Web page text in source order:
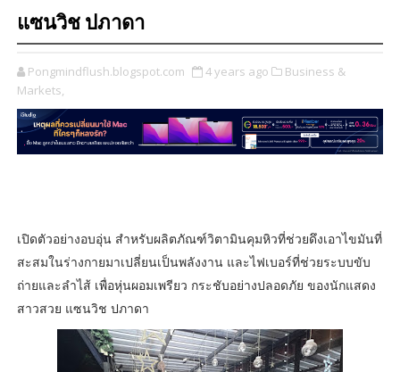
แซนวิช ปภาดา
Pongmindflush.blogspot.com 4 years ago
Business &
Markets,
เปิดตัวอย่างอบอุ่น สำหรับผลิตภัณฑ์วิตามินคุมหิวที่ช่วยดึงเอาไขมันที่
สะสมในร่างกายมาเปลี่ยนเป็นพลังงาน และไฟเบอร์ที่ช่วยระบบขับ
ถ่ายและลำไส้ เพื่อหุ่นผอมเพรียว กระชับอย่างปลอดภัย ของนักแสดง
สาวสวย แซนวิช ปภาดา